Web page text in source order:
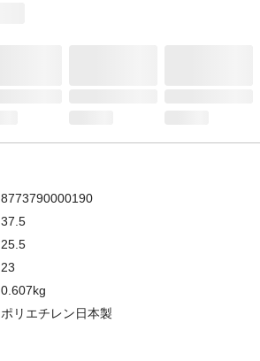
8773790000190
37.5
25.5
23
0.607kg
ポリエチレン日本製